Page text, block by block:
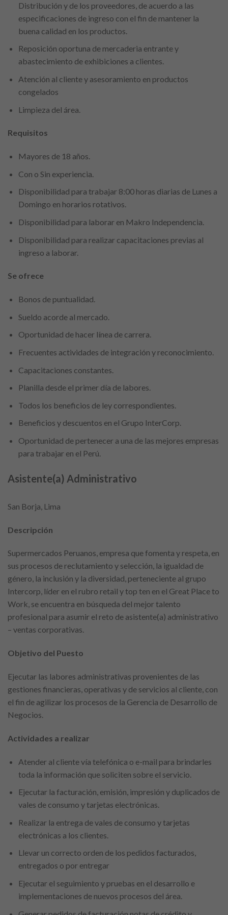
Distribución y de los proveedores, de acuerdo a las
especificaciones de ingreso con el fin de mantener la
buena calidad en los productos.
Reposición oportuna de mercaderia entrante y
abastecimiento de exhibiciones a clientes.
Atención al cliente y asesoramiento en productos
congelados
Limpieza del área.
Requisitos
Mayores de 18 años.
Con o Sin experiencia.
Disponibilidad para trabajar 8:00 horas diarias de Lunes a
Domingo en horarios rotativos.
Disponibilidad para laborar en Makro Independencia.
Disponibilidad para realizar capacitaciones previas al
ingreso a laborar.
Se ofrece
Bonos de puntualidad.
Sueldo acorde al mercado.
Oportunidad de hacer línea de carrera.
Frecuentes actividades de integración y reconocimiento.
Capacitaciones constantes.
Planilla desde el primer día de labores.
Todos los beneficios de ley correspondientes.
Beneficios y descuentos en el Grupo InterCorp.
Oportunidad de pertenecer a una de las mejores empresas
para trabajar en el Perú.
Asistente(a) Administrativo
San Borja, Lima
Descripción
Supermercados Peruanos, empresa que fomenta y respeta, en
sus procesos de reclutamiento y selección, la igualdad de
género, la inclusión y la diversidad, perteneciente al grupo
Intercorp, líder en el rubro retail y top ten en el Great Place to
Work, se encuentra en búsqueda del mejor talento
profesional para asumir el reto de asistente(a) administrativo
– ventas corporativas.
Objetivo del Puesto
Ejecutar las labores administrativas provenientes de las
gestiones financieras, operativas y de servicios al cliente, con
el fin de agilizar los procesos de la Gerencia de Desarrollo de
Negocios.
Actividades a realizar
Atender al cliente vía telefónica o e-mail para brindarles
toda la información que soliciten sobre el servicio.
Ejecutar la facturación, emisión, impresión y duplicados de
vales de consumo y tarjetas electrónicas.
Realizar la entrega de vales de consumo y tarjetas
electrónicas a los clientes.
Llevar un correcto orden de los pedidos facturados,
entregados o por entregar
Ejecutar el seguimiento y pruebas en el desarrollo e
implementaciones de nuevos procesos del área.